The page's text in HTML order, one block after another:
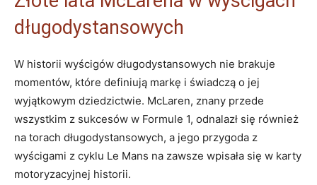
długodystansowych
W historii wyścigów długodystansowych nie brakuje
momentów, które definiują markę i świadczą o jej
wyjątkowym dziedzictwie. McLaren, znany przede
wszystkim z sukcesów w Formule 1, odnalazł się również
na torach długodystansowych, a jego przygoda z
wyścigami z cyklu Le Mans na zawsze wpisała się w karty
motoryzacyjnej historii.